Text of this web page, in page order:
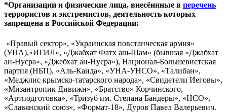
*Организации и физические лица, внесённные в перечень
террористов и экстремистов, деятельность которых
запрещена в Российской Федерации:
«Правый сектор», «Украинская повстанческая армия»
(УПА),«ИГИЛ», «Джабхат Фатх аш-Шам» (бывшая «Джабхат
ан-Нусра», «Джебхат ан-Нусра»), Национал-Большевистская
партия (НБП), «Аль-Каида», «УНА-УНСО», «Талибан»,
«Меджлис крымско-татарского народа», «Свидетели Иеговы»,
«Мизантропик Дивижн», «Братство» Корчинского,
«Артподготовка», «Тризуб им. Степана Бандеры», «НСО»,
«Славянский союз», «Формат-18», Дуров Павел Валерьевич.